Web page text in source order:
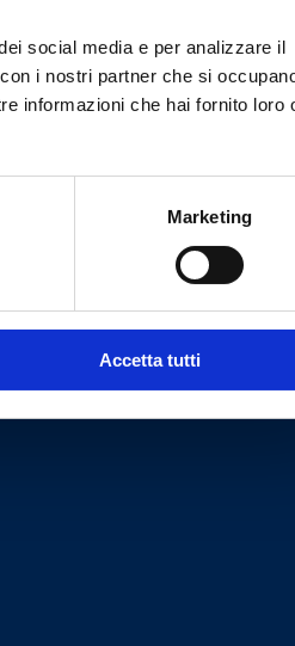
social media e per analizzare il
i nostri partner che si
informazioni che hai fornito loro
Marketing
Accetta tutti